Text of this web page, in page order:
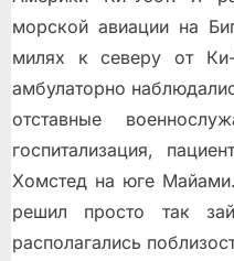
морской авиации на
милях к северу от Ки-
амбулаторно
отставные
госпитализация,
Хомстед на юге
решил просто так
располагались